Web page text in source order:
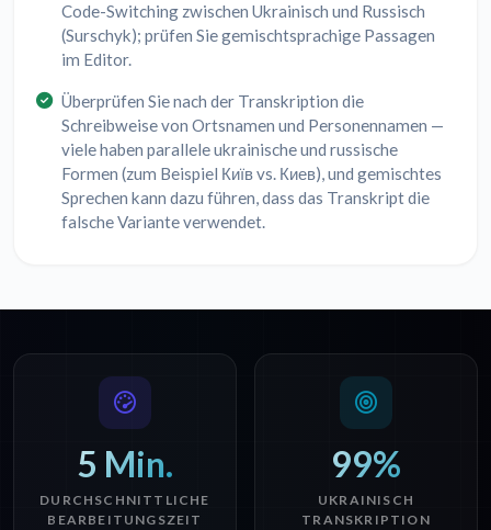
Code-Switching zwischen Ukrainisch und Russisch
(Surschyk); prüfen Sie gemischtsprachige Passagen
im Editor.
Überprüfen Sie nach der Transkription die
Schreibweise von Ortsnamen und Personennamen —
viele haben parallele ukrainische und russische
Formen (zum Beispiel Київ vs. Киев), und gemischtes
Sprechen kann dazu führen, dass das Transkript die
falsche Variante verwendet.
5 Min.
DURCHSCHNITTLICHE
BEARBEITUNGSZEIT
99%
UKRAINISCH
TRANSKRIPTION